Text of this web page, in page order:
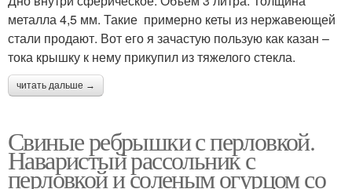
металла 4,5 мм. Такие примерно кеты из нержавеющей
стали продают. Вот его я зачастую пользую как казан –
тока крышку к нему прикупил из тяжелого стекла.
читать дальше →
Свиные ребрышки с перловкой.
Наваристый рассольник с
перловкой и соленым огурцом со